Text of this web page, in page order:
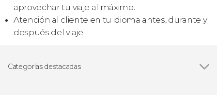
aprovechar tu viaje al máximo.
Atención al cliente en tu idioma antes, durante y
después del viaje.
Categorías destacadas